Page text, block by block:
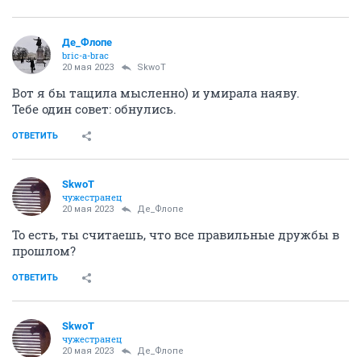
Де_Флопе
bric-a-brac
20 мая 2023 SkwоT
Вот я бы тащила мысленно) и умирала наяву.
Тебе один совет: обнулись.
ОТВЕТИТЬ
SkwоT
чужестранец
20 мая 2023 Де_Флопе
То есть, ты считаешь, что все правильные дружбы в
прошлом?
ОТВЕТИТЬ
SkwоT
чужестранец
20 мая 2023 Де_Флопе